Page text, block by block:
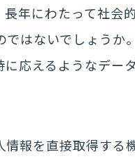
年にわたって社会
はないでしょうか
応えるようなデー
報を直接取得する